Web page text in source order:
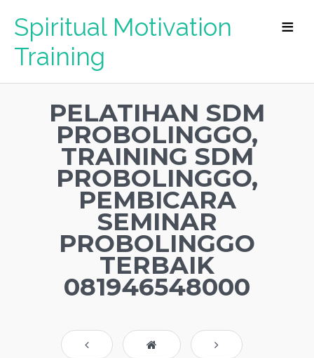
Spiritual Motivation
Training
PELATIHAN SDM
PROBOLINGGO,
TRAINING SDM
PROBOLINGGO,
PEMBICARA
SEMINAR
PROBOLINGGO
TERBAIK
081946548000